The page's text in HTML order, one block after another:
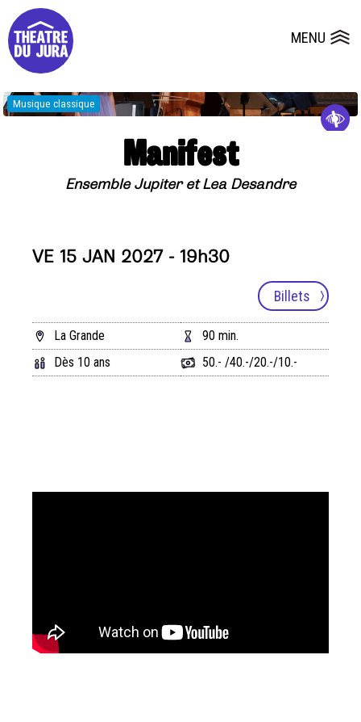
MENU
Presse
Salles
Dépôts de dossiers
Musique classique
Manifest
Ensemble Jupiter et Lea Desandre
Billets
VE 15 JAN 2027 - 19h30
La Grande
90 min.
Dès 10 ans
50.- /40.-/20.-/10.-